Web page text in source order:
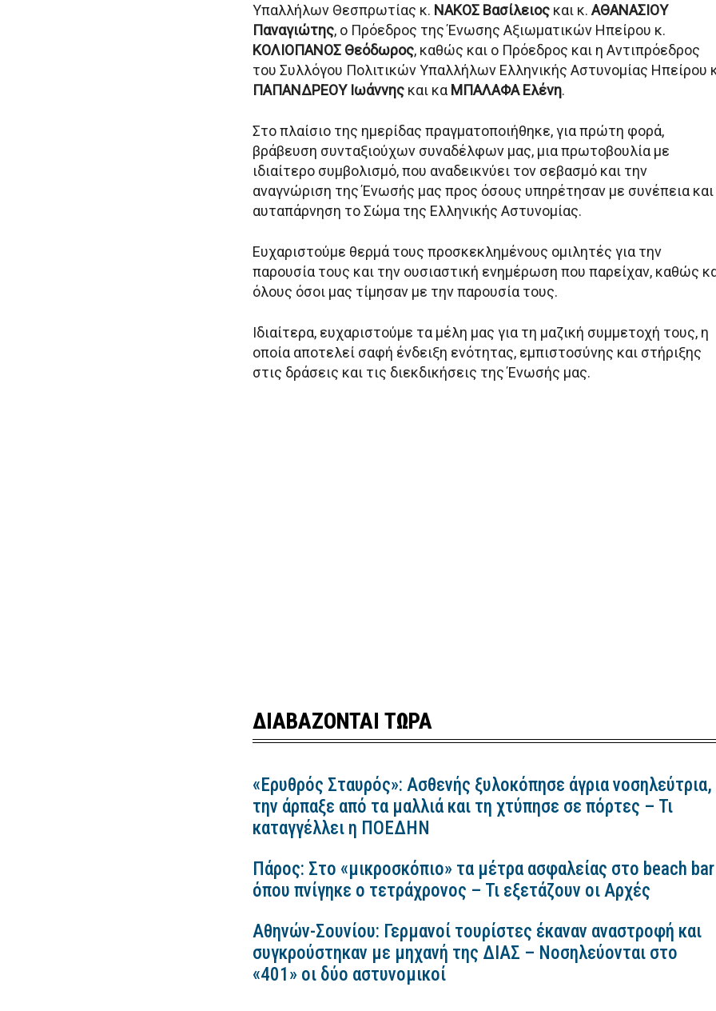
Υπαλλήλων Θεσπρωτίας κ. ΝΑΚΟΣ Βασίλειος και κ. ΑΘΑΝΑΣΙΟΥ
Παναγιώτης, ο Πρόεδρος της Ένωσης Αξιωματικών Ηπείρου κ.
ΚΟΛΙΟΠΑΝΟΣ Θεόδωρος, καθώς και ο Πρόεδρος και η Αντιπρόεδρος
του Συλλόγου Πολιτικών Υπαλλήλων Ελληνικής Αστυνομίας Ηπείρου
ΠΑΠΑΝΔΡΕΟΥ Ιωάννης και κα ΜΠΑΛΑΦΑ Ελένη.
Στο πλαίσιο της ημερίδας πραγματοποιήθηκε, για πρώτη φορά,
βράβευση συνταξιούχων συναδέλφων μας, μια πρωτοβουλία με
ιδιαίτερο συμβολισμό, που αναδεικνύει τον σεβασμό και την
αναγνώριση της Ένωσής μας προς όσους υπηρέτησαν με συνέπεια και
αυταπάρνηση το Σώμα της Ελληνικής Αστυνομίας.
Ευχαριστούμε θερμά τους προσκεκλημένους ομιλητές για την
παρουσία τους και την ουσιαστική ενημέρωση που παρείχαν, καθώς
όλους όσοι μας τίμησαν με την παρουσία τους.
Ιδιαίτερα, ευχαριστούμε τα μέλη μας για τη μαζική συμμετοχή τους, η
οποία αποτελεί σαφή ένδειξη ενότητας, εμπιστοσύνης και στήριξης
στις δράσεις και τις διεκδικήσεις της Ένωσής μας.
ΔΙΑΒΑΖΟΝΤΑΙ ΤΩΡΑ
«Ερυθρός Σταυρός»: Ασθενής ξυλοκόπησε άγρια νοσηλεύτρια,
την άρπαξε από τα μαλλιά και τη χτύπησε σε πόρτες – Τι
καταγγέλλει η ΠΟΕΔΗΝ
Πάρος: Στο «μικροσκόπιο» τα μέτρα ασφαλείας στο beach bar
όπου πνίγηκε ο τετράχρονος – Τι εξετάζουν οι Αρχές
Αθηνών-Σουνίου: Γερμανοί τουρίστες έκαναν αναστροφή και
συγκρούστηκαν με μηχανή της ΔΙΑΣ – Νοσηλεύονται στο
«401» οι δύο αστυνομικοί